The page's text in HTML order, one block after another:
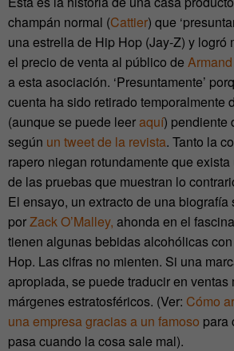
champán normal (Cattier) que
una estrella de Hip Hop (Jay-Z) y logró
el precio de venta al público de
a esta asociación. ‘Presuntamente’
cuenta ha sido retirado temporalmente
(aunque se puede leeraquí) pendiente
según un tweet de la revista. Tanto la
rapero niegan rotundamente que
de las pruebas que muestran lo
El ensayo, un extracto de una biografía
porZack O’Malley, ahonda en el
tienen algunas bebidas alcohólicas
Hop. Las cifras no mienten. Si una
apropiada, se puede traducir en
márgenes estratosféricos. (Ver: Cómo
una empresa gracias a un famoso para
pasa cuando la cosa sale mal).